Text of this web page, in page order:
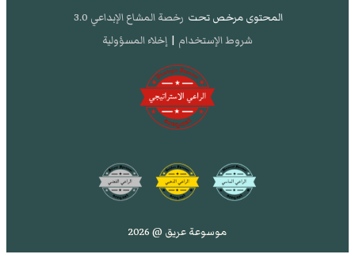
المحتوى مرخص تحت رخصة المشاع الإبداعي 3.0
شروط الإستخدام | إخلاء المسؤولية
موسوعة عريق @ 2026